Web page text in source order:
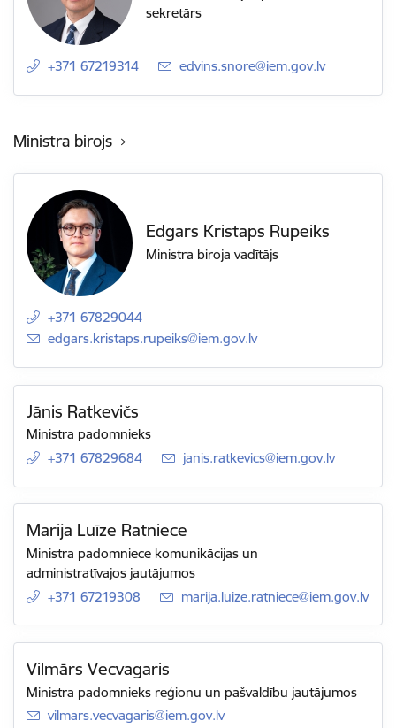
sekretārs
+371 67219314 E-pasts:
edvins.snore@iem.gov.lv
Ministra birojs
Edgars Kristaps Rupeiks
Ministra biroja vadītājs
+371 67829044
E-pasts:
edgars.kristaps.rupeiks@iem.gov.lv
Jānis Ratkevičs
Ministra padomnieks
+371 67829684
E-pasts:
janis.ratkevics@iem.gov.lv
Marija Luīze Ratniece
Ministra padomniece komunikācijas un
administratīvajos jautājumos
+371 67219308
E-pasts:
marija.luize.ratniece@iem.gov.lv
Vilmārs Vecvagaris
Ministra padomnieks reģionu un pašvaldību jautājumos
E-pasts:
vilmars.vecvagaris@iem.gov.lv